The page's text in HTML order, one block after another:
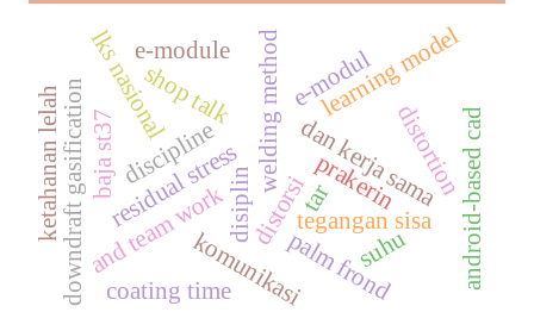
shop talk welding method
discipline
and team work prakerin
komunikasi
disiplin dan kerja sama
distortion
residual stressdistorsitegangan sisa
learning model
downdraft gasification palm frond
baja st37
e-modul
ketahanan lelah android-based cad
e-module
coating time
suhu
tar
lks nasional